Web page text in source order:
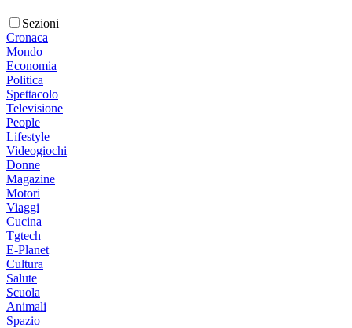
Sezioni
Cronaca
Mondo
Economia
Politica
Spettacolo
Televisione
People
Lifestyle
Videogiochi
Donne
Magazine
Motori
Viaggi
Cucina
Tgtech
E-Planet
Cultura
Salute
Scuola
Animali
Spazio